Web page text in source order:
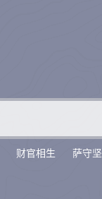
财官相生 萨守坚